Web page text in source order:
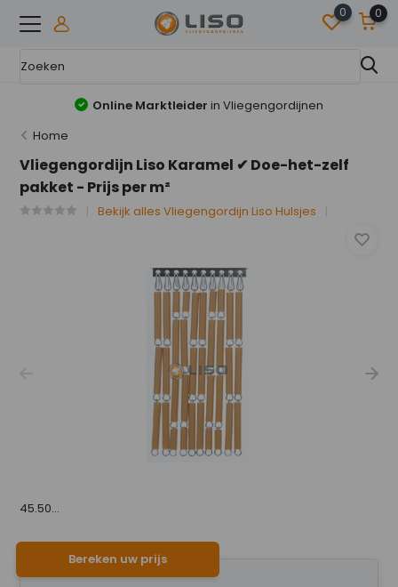
0 0
Online Marktleider in Vliegengordijnen
Home
Vliegengordijn Liso Karamel ✔ Doe-het-zelf
pakket - Prijs per m²
Bekijk alles Vliegengordijn Liso Hulsjes
45.50...
Bereken uw prijs